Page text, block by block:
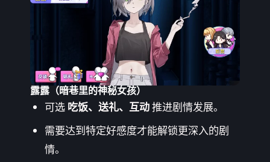
露露（暗巷里的神秘女孩）
可选 吃饭、送礼、互动推进剧情发展。
需要达到特定好感度才能解锁更深入的剧
情。